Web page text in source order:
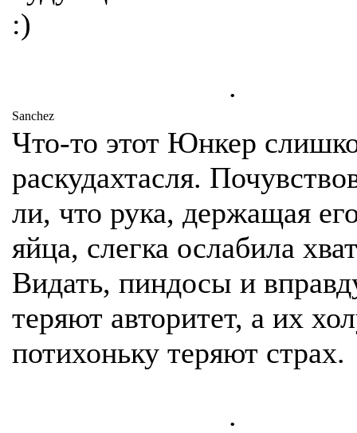
:)
.
Sanchez
Что-то этот Юнкер
раскудахтасля.
ли, что рука, держащая
яйца, слегка ослабила
Видать, пиндосы и
теряют авторитет, а их
потихоньку теряют страх.
.